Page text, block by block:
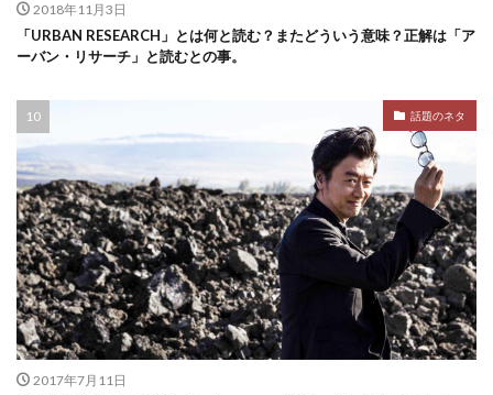
2018年11月3日
「URBAN RESEARCH」とは何と読む？またどういう意味？正解は「ア
ーバン・リサーチ」と読むとの事。
話題のネタ
2017年7月11日